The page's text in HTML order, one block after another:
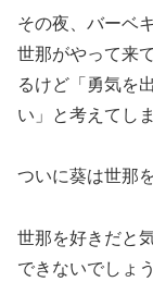
その夜、バーベ
世那がやって来
るけど「勇気を
い」と考えてし
ついに葵は世那
世那を好きだと
できないでしょう